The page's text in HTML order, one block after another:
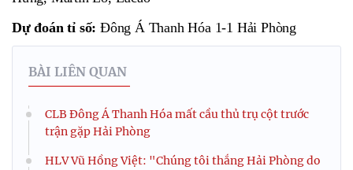
Dự đoán tỉ số: Đông Á Thanh Hóa 1-1 Hải Phòng
BÀI LIÊN QUAN
CLB Đông Á Thanh Hóa mất cầu thủ trụ cột trước
trận gặp Hải Phòng
HLV Vũ Hồng Việt: "Chúng tôi thắng Hải Phòng do